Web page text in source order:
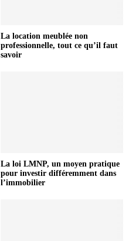
La location meublée non
professionnelle, tout ce qu’il faut
savoir
La loi LMNP, un moyen pratique
pour investir différemment dans
l’immobilier